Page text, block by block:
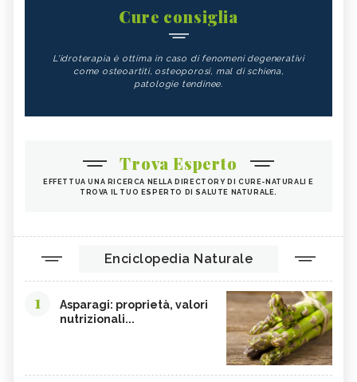
Cure consiglia
L'idroterapia è ottima in caso di fenomeni degenerativi
come osteoartiti, osteoporosi, mal di schiena,
patologie tendinee.
Trova Esperto
EFFETTUA UNA RICERCA NELLA DIRECTORY DI CURE-NATURALI E
TROVA IL TUO ESPERTO DI SALUTE NATURALE.
Enciclopedia Naturale
1
Asparagi: proprietà, valori
nutrizionali...